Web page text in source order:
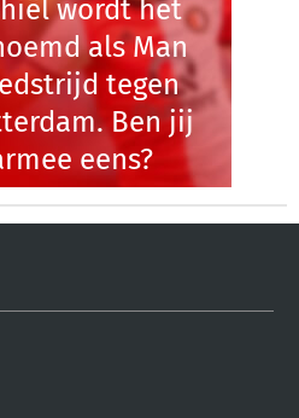
wordt het
als Man
tegen
Ben jij
eens?